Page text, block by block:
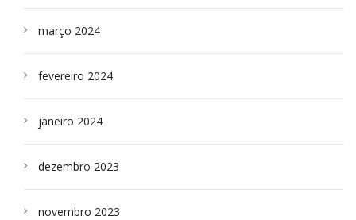
março 2024
fevereiro 2024
janeiro 2024
dezembro 2023
novembro 2023